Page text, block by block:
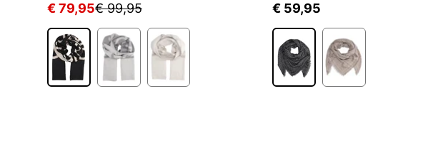
€ 79,95€ 99,95
€ 59,95